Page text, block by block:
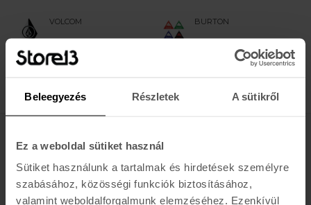
Beleegyezés Részletek A sütikről
Ez a weboldal sütiket használ
Sütiket használunk a tartalmak és hirdetések személyre
szabásához, közösségi funkciók biztosításához,
valamint weboldalforgalmunk elemzéséhez. Ezenkívül
VOLCOM
STONE WAX
SCRAPER
BURTON
TRI-SCRAPER
6.200 Ft
Értesülj az újdonságokról, akciókról
FELIRATKOZOM »